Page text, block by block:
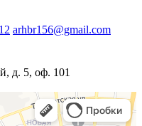
arhbr156@gmail.com
д. 5, оф. 101